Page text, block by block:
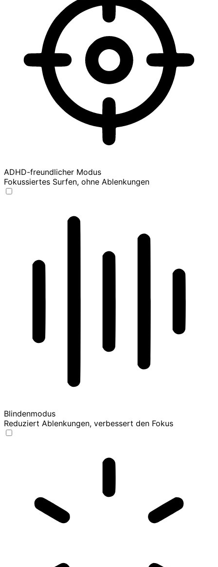
ADHD-freundlicher Modus
Fokussiertes Surfen, ohne Ablenkungen
Blindenmodus
Reduziert Ablenkungen, verbessert den Fokus